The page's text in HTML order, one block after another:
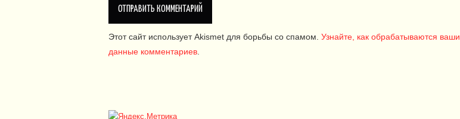
Этот сайт использует Akismet для борьбы со спамом. Узнайте, как обрабатываются ваши
данные комментариев.